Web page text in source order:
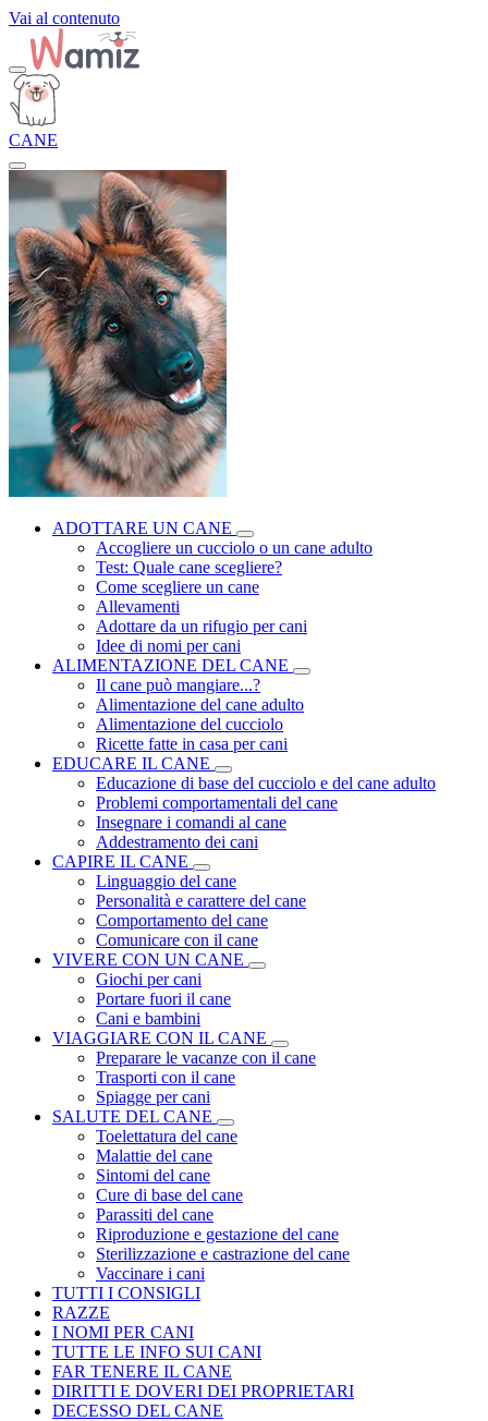
Vai al contenuto
CANE
ADOTTARE UN CANE
Accogliere un cucciolo o un cane adulto
Test: Quale cane scegliere?
Come scegliere un cane
Allevamenti
Adottare da un rifugio per cani
Idee di nomi per cani
ALIMENTAZIONE DEL CANE
Il cane può mangiare...?
Alimentazione del cane adulto
Alimentazione del cucciolo
Ricette fatte in casa per cani
EDUCARE IL CANE
Educazione di base del cucciolo e del cane adulto
Problemi comportamentali del cane
Insegnare i comandi al cane
Addestramento dei cani
CAPIRE IL CANE
Linguaggio del cane
Personalità e carattere del cane
Comportamento del cane
Comunicare con il cane
VIVERE CON UN CANE
Giochi per cani
Portare fuori il cane
Cani e bambini
VIAGGIARE CON IL CANE
Preparare le vacanze con il cane
Trasporti con il cane
Spiagge per cani
SALUTE DEL CANE
Toelettatura del cane
Malattie del cane
Sintomi del cane
Cure di base del cane
Parassiti del cane
Riproduzione e gestazione del cane
Sterilizzazione e castrazione del cane
Vaccinare i cani
TUTTI I CONSIGLI
RAZZE
I NOMI PER CANI
TUTTE LE INFO SUI CANI
FAR TENERE IL CANE
DIRITTI E DOVERI DEI PROPRIETARI
DECESSO DEL CANE